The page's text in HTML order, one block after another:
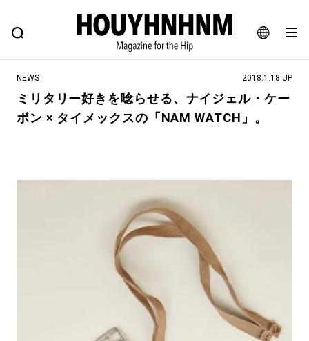
JA
EN
FEATURE BLOG SNAP
ヒップなファッション、カルチャー、ライフスタイルWEBマガジン
#マイナーグッド図鑑
#MONTHLY JOURNAL
#フイナムのYouTube
#FOCUS IT #AH.H
#FASHION #MUSIC #MOVIE
#SNEAKER #OUTDOOR
#HANDSOME HANDBOOK
NEWS 2018.1.18 UP
ミリタリー好きを唸らせる、ナイジェル・ケー
ボン × タイメックスの「NAM WATCH」。